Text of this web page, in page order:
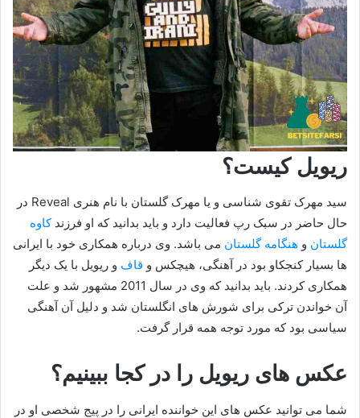
ریویل کیست؟
سید مهرک تقوی شناسی و یا مهرک گلستان با نام هنری Reveal در
حال حاضر در سبک رپ فعالیت دارد و باید بدانید که او فرزندکاوه
گلستان و هنگامه گلستان می باشد. وی درباره همکاری خود با ایرانی
ها بسیار کنجکاو بود در آهنگی، هیچکس و قاف و ریویل با یک دیگر
همکاری کردند. باید بدانید که وی در سال 2011 مشهور شد و علت
آن خواندن ترکی برای شورش های انگلستان شد و دلیل آن آهنگی
سیاسی بود که مورد توجه همه قرار گرفت.
عکس های ریویل را در کجا ببینیم؟
شما می توانید عکس های این خواننده ایرانی را در پیج شخصی او در